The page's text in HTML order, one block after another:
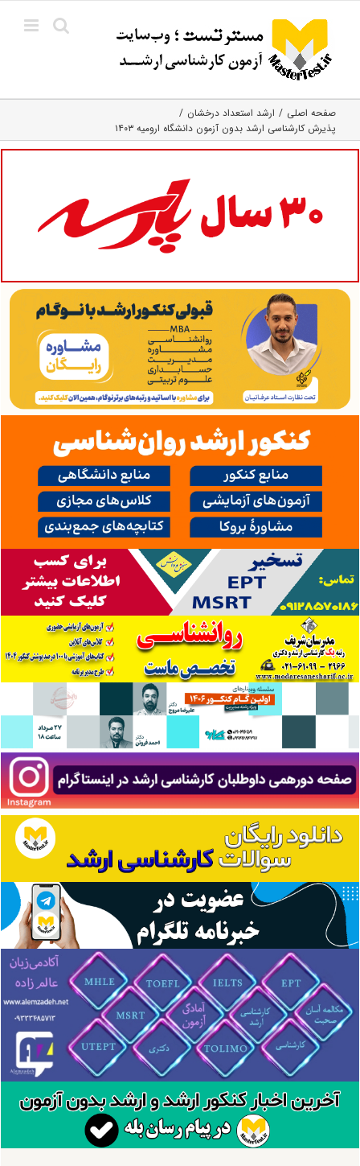
content
صفحه اصلی
ارشد استعداد درخشان
پذیرش کارشناسی ارشد بدون آزمون دانشگاه ارومیه ۱۴۰۳